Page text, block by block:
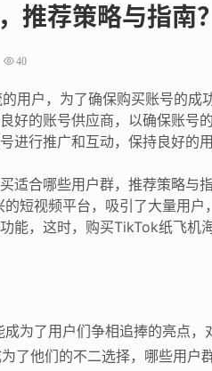
推荐策略与指南？
40
用户，为了确保购买账号的成
的账号供应商，以确保账号的
进行推广和互动，保持良好的
适合哪些用户群，推荐策略与
短视频平台，吸引了大量用户
能，这时，购买TikTok纸飞机
为了用户们争相追捧的亮点，
了他们的不二选择，哪些用户